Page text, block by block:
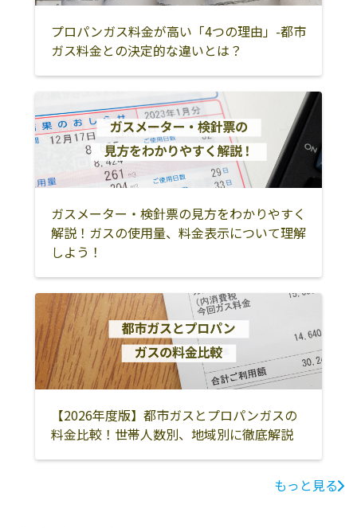
プロパンガス料金が高い「4つの理由」-都市
ガス料金との決定的な違いとは？
ガスメーター・検針票の見方をわかりやすく
解説！ガスの使用量、料金表示について理解
しよう！
【2026年度版】都市ガスとプロパンガスの
料金比較！世帯人数別、地域別に徹底解説
もっと見る